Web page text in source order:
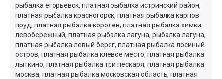
рыбалка егорьевск, платная рыбалка истринский район,
платная рыбалка красногорск, платная рыбалка карпов
пруд, платная рыбалка королев, платная рыбалка химки
левобережный, платная рыбалка лагуна, рыбалка лагуна,
платная рыбалка левый берег, платная рыбалка лосиный
остров, платная рыбалка клёвое место, платная рыбалка
лыткино, платная рыбалка три пескаря, платная рыбалка
москва, платная рыбалка московская область, платная